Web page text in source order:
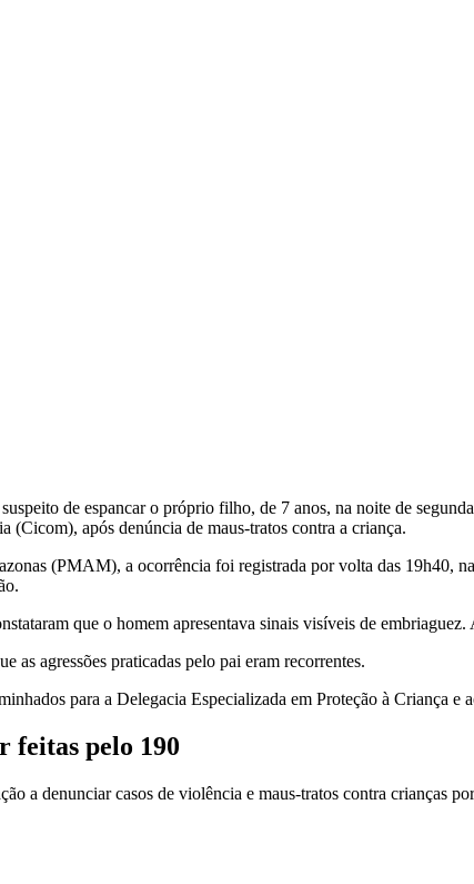
de espancar o próprio filho, de 7 anos, na noite de
(Cicom), após denúncia de maus-tratos contra a criança.
(PMAM), a ocorrência foi registrada por volta das 19h40,
que o homem apresentava sinais visíveis de
as agressões praticadas pelo pai eram recorrentes.
para a Delegacia Especializada em Proteção à Criança e
feitas pelo 190
a denunciar casos de violência e maus-tratos contra crianças